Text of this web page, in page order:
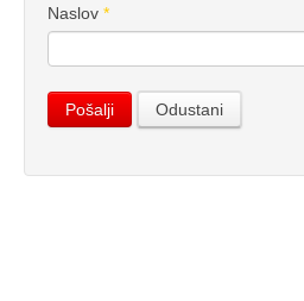
Naslov *
Pošalji Odustani